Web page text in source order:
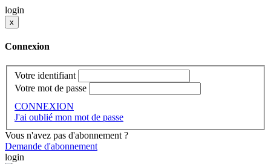
login
x
Connexion
Votre identifiant
Votre mot de passe
CONNEXION
J'ai oublié mon mot de passe
Vous n'avez pas d'abonnement ?
Demande d'abonnement
login